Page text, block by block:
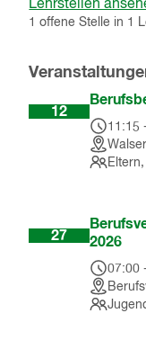
Lehrstellen
1 offeneStelle in 1
12
11:15
27
2026
07:00